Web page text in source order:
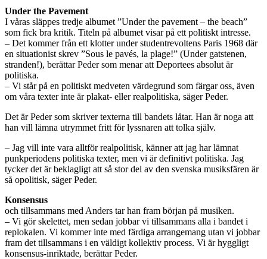
Under the Pavement
I våras släppes tredje albumet ”Under the pavement – the beach”
som fick bra kritik. Titeln på albumet visar på ett politiskt intresse.
– Det kommer från ett klotter under studentrevoltens Paris 1968 där
en situationist skrev ”Sous le pavés, la plage!” (Under gatstenen,
stranden!), berättar Peder som menar att Deportees absolut är
politiska.
– Vi står på en politiskt medveten värdegrund som färgar oss, även
om våra texter inte är plakat- eller realpolitiska, säger Peder.
Det är Peder som skriver texterna till bandets låtar. Han är noga att
han vill lämna utrymmet fritt för lyssnaren att tolka själv.
– Jag vill inte vara alltför realpolitisk, känner att jag har lämnat
punkperiodens politiska texter, men vi är definitivt politiska. Jag
tycker det är beklagligt att så stor del av den svenska musiksfären är
så opolitisk, säger Peder.
Konsensus
och tillsammans med Anders tar han fram början på musiken.
– Vi gör skelettet, men sedan jobbar vi tillsammans alla i bandet i
replokalen. Vi kommer inte med färdiga arrangemang utan vi jobbar
fram det tillsammans i en väldigt kollektiv process. Vi är hyggligt
konsensus-inriktade, berättar Peder.